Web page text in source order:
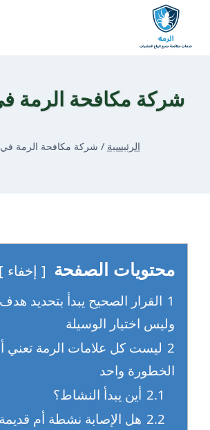
التجاوز
المحتوى
شركة مكافحة الرمة
الرئيسية / شركة مكافحة الرمة
محتويات الصفحة إخفاء
1 القرار الصحيح يبدأ بتحديد
وليس اختيار الوسيلة
2 ليست كل علامات الرمة
الخطورة واحد
2.1 أين يبدأ النشاط؟
2.2 هل الإصابة نشطة أم